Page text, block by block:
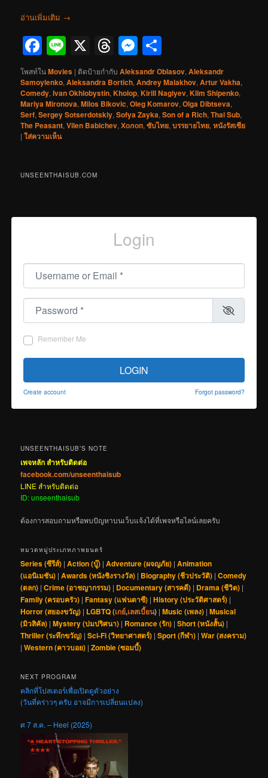
อ่านเพิ่มเติม →
Facebook
Line
X Threads
Messenger
โพสท์ในMovies | ติดป้ายกำกับ Aleksandr Oblasov,Aleksandr
Samoylenko,Aleksandra Bortich,Andrey Malakhov,Artur Vakha,
Comedy,Ivan Okhlobystin,Kholop,Kirill Nagiyev,Klim Shipenko,
Mariya Mironova,Milos Bikovic,Oleg Komarov,Olga Dibtseva,
Serf,Sergey Sotserdotskiy,Sofya Zayka,Son of a Rich,Thai Sub,
The Peasant,Vilen Babichev,Холоп,ซับไทย,บรรยายไทย,หนังรัสเซีย
|ใส่ความเห็น
UNSEENTHAISUB.COM
Login
Username or Email
Password
Remember Me
LOGIN
Create account Forgot password?
UNSEENTHAISUB’S NOTE
เพจหลัก สำหรับติดต่อ
facebook.com/unseenthaisub
LINE สำหรับติดต่อ
ID: unseenthaisub
ต้องการสอบถามหรือพบปัญหาบนเว็บแจ้งได้ที่เพจหรือไลน์เลยครับ
หมวดหมู่ประเภทภาพยนตร์
Series (ซีรีส์) |Action (บู๊) |Adventure (ผจญภัย) |Animation
(แอนิเมชัน) |Awards (หนังชิงรางวัล) | Biography (ชีวประวัติ) |Comedy
(ตลก) |Crime (อาชญากรรม) | Documentary (สารคดี) | Drama (ชีวิต) |
Family (ครอบครัว) |Fantasy (แฟนตาซี) |History (ประวัติศาสตร์) |
Horror (สยองขวัญ) | LGBTQ (เกย์,เลสเบี้ยน) |Music (เพลง) |Musical
(มิวสิคัล) |Mystery (ปมปริศนา) | Romance (รัก) |Short (หนังสั้น) |
Thriller (ระทึกขวัญ) |Sci-Fi (วิทยาศาสตร์) |Sport (กีฬา) |War (สงคราม)
|Western (คาวบอย) |Zombie (ซอมบี้)
NEXT PROGRAM
คลิกที่โปสเตอร์เพื่อเปิดดูตัวอย่าง
(วันที่คร่าวๆ ครับ อาจมีการเปลี่ยนแปลง)
ศ 7 ส.ค. – Heel (2025)